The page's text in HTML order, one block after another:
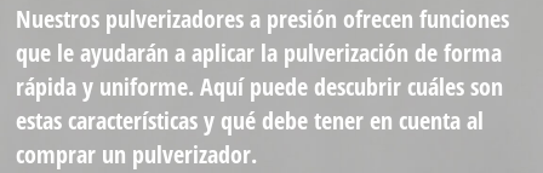
Nuestros pulverizadores a presión ofrecen funciones
que le ayudarán a aplicar la pulverización de forma
rápida y uniforme. Aquí puede descubrir cuáles son
estas características y qué debe tener en cuenta al
comprar un pulverizador.